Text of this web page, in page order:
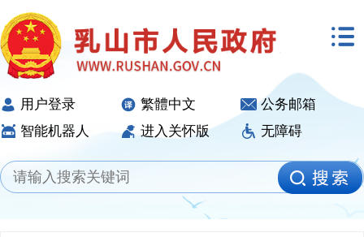
用户登录 繁體中文
公务邮箱
智能机器人
进入关怀版 无障碍